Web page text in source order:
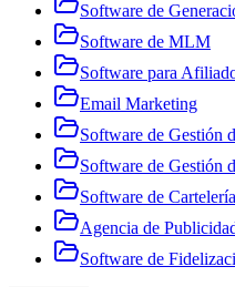
Software de
Software de MLM
Software para
Email Marketing
Software de Gestión
Software de Gestión
Software de
Agencia de
Software de